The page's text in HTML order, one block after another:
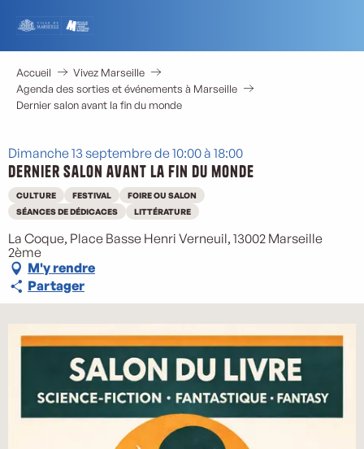
contenu
principal
Accueil
Vivez Marseille
Agenda des sorties et événements à Marseille
Dernier salon avant la fin du monde
Dimanche 13 septembre de 10:00 à 18:00
Dernier salon avant la fin du monde
CULTURE FESTIVAL
FOIRE OU SALON
SÉANCES DE DÉDICACES
LITTÉRATURE
La Coque, Place Basse Henri Verneuil, 13002 Marseille
2ème
M'y rendre
Partager